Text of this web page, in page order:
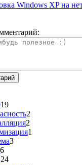
Windows XP на
19
2
2
1
3
6